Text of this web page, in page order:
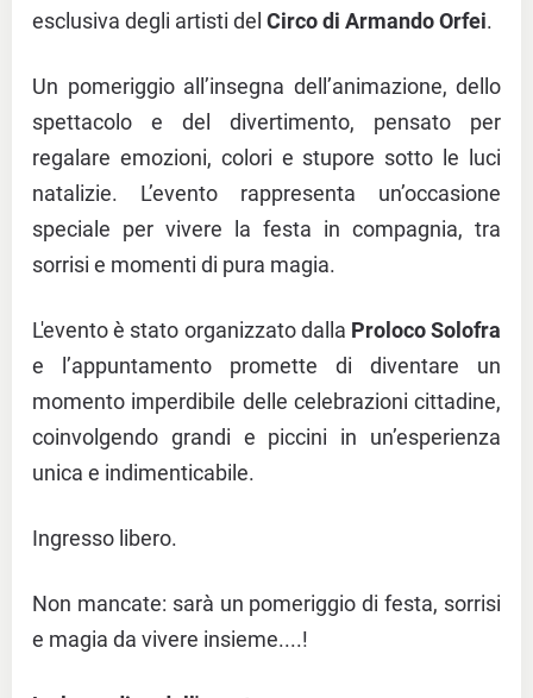
esclusiva degli artisti del Circo di Armando Orfei.
Un pomeriggio all’insegna dell’animazione, dello
spettacolo e del divertimento, pensato per
regalare emozioni, colori e stupore sotto le luci
natalizie. L’evento rappresenta un’occasione
speciale per vivere la festa in compagnia, tra
sorrisi e momenti di pura magia.
L'evento è stato organizzato dalla Proloco Solofra
e l’appuntamento promette di diventare un
momento imperdibile delle celebrazioni cittadine,
coinvolgendo grandi e piccini in un’esperienza
unica e indimenticabile.
Ingresso libero.
Non mancate: sarà un pomeriggio di festa, sorrisi
e magia da vivere insieme....!